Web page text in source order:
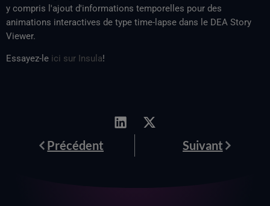
y compris l'ajout d'informations temporelles pour des
animations interactives de type time-lapse dans le DEA Story
Viewer.
Essayez-le ici sur Insula!
Prévenir
Précédent SuivantSuivant